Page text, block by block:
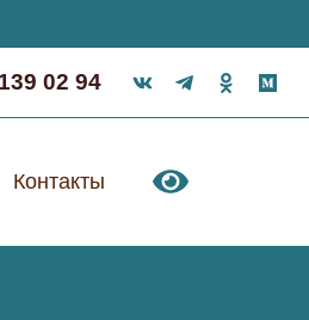
02 94
Контакты